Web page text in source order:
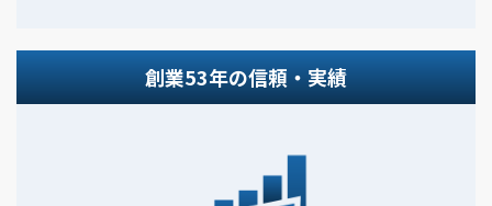
創業53年の信頼・実績